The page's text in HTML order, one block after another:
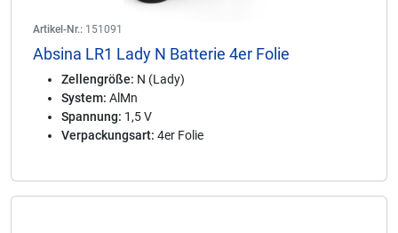
Artikel-Nr.: 151091
Absina LR1 Lady N Batterie 4er Folie
Zellengröße: N (Lady)
System: AlMn
Spannung: 1,5 V
Verpackungsart: 4er Folie